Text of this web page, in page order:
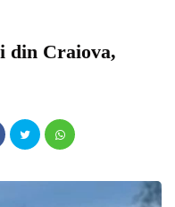
din Craiova,